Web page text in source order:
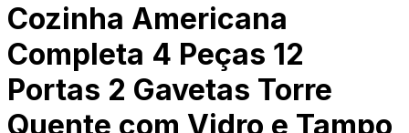
Cozinha Americana
Completa 4 Peças 12
Portas 2 Gavetas Torre
Quente com Vidro e Tampo